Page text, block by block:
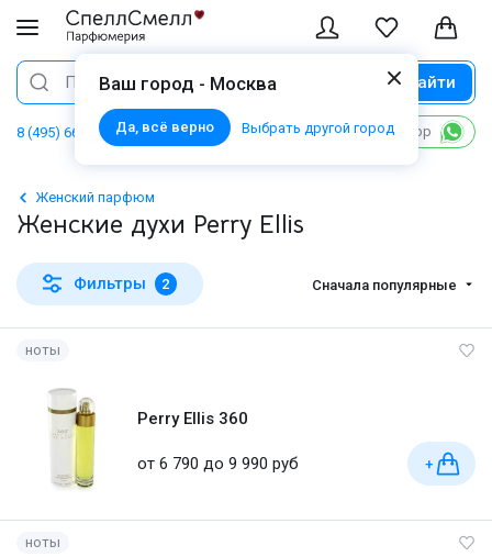
Ваш город - Москва
Да, всё верно Выбрать другой город
Поиск Найти
8 (495) 668 06 02 Написать в WhatsApp
Женский парфюм
Женские духи Perry Ellis
Фильтры 2 Сначала популярные
ноты
Perry Ellis 360
от 6 790 до 9 990 руб +
ноты